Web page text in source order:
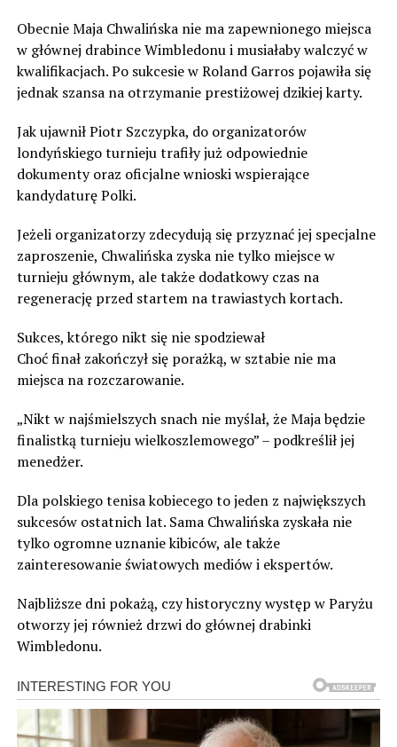
Obecnie Maja Chwalińska nie ma zapewnionego miejsca
w głównej drabince Wimbledonu i musiałaby walczyć w
kwalifikacjach. Po sukcesie w Roland Garros pojawiła się
jednak szansa na otrzymanie prestiżowej dzikiej karty.
Jak ujawnił Piotr Szczypka, do organizatorów
londyńskiego turnieju trafiły już odpowiednie
dokumenty oraz oficjalne wnioski wspierające
kandydaturę Polki.
Jeżeli organizatorzy zdecydują się przyznać jej specjalne
zaproszenie, Chwalińska zyska nie tylko miejsce w
turnieju głównym, ale także dodatkowy czas na
regenerację przed startem na trawiastych kortach.
Sukces, którego nikt się nie spodziewał
Choć finał zakończył się porażką, w sztabie nie ma
miejsca na rozczarowanie.
„Nikt w najśmielszych snach nie myślał, że Maja będzie
finalistką turnieju wielkoszlemowego” – podkreślił jej
menedżer.
Dla polskiego tenisa kobiecego to jeden z największych
sukcesów ostatnich lat. Sama Chwalińska zyskała nie
tylko ogromne uznanie kibiców, ale także
zainteresowanie światowych mediów i ekspertów.
Najbliższe dni pokażą, czy historyczny występ w Paryżu
otworzy jej również drzwi do głównej drabinki
Wimbledonu.